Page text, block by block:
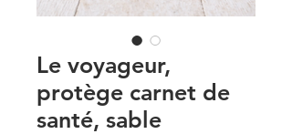
Le voyageur,
protège carnet de
santé, sable